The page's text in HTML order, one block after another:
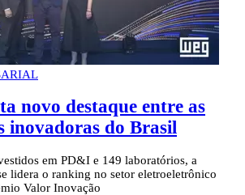
novo destaque entre as
inovadoras do Brasil
em PD&I e 149 laboratórios, a
lidera o ranking no setor eletroeletrônico
Valor Inovação